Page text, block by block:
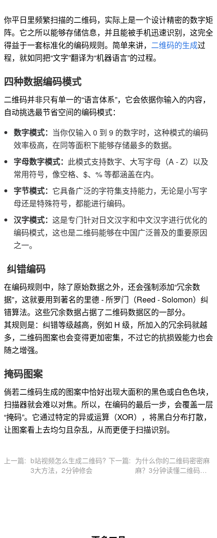
你平日里频繁扫描的二维码，实际上是一个设计精密的数字矩
阵。它之所以能够存储信息，并且能被手机迅速识别，这完全
得益于一套标准化的编码规则。简单来讲， 二维码的生成过
程，就如同把“文字”翻译为“机器语言”的过程。
四种数据编码模式
二维码并非只有单一的“语言体系”，它会依据你输入的内容，
自动挑选最节省空间的编码模式：
数字模式： 当你仅输入 0 到 9 的数字时，这种模式的编码
效率极高，在同等面积下能够存储最多的数据。
字母数字模式： 此模式支持数字、大写字母（A - Z）以及
常用符号，像空格、$、% 等都涵盖在内。
字节模式： 它具备广泛的字符集支持能力，无论是小写字
母还是特殊符号，都能进行编码。
汉字模式： 这是专门针对日文汉字和中文汉字进行优化的
编码模式，这也是二维码能够在中国广泛普及的重要原因
之一。
纠错编码
在编码规则中，除了原始数据之外，还会强制添加“冗余数
据”，这就要用到著名的里德 - 所罗门（Reed - Solomon）纠
错算法。这些冗余数据占据了二维码数据区的一部分。
其规则是：纠错等级越高，例如 H 级，所加入的冗余码就越
多，二维码图案也会变得更加密集，不过它的抗损毁能力也会
随之增强。
掩码图案
倘若二维码生成的图案中恰好出现大面积的黑色或白色色块，
扫描器就会难以对焦。所以，在编码的最后一步，会覆盖一层
“掩码”。它通过特定的异或运算（XOR），将黑白分布打散，
让图案看上去均匀且杂乱，从而更便于扫描识别。
上一篇: b站视频怎么生成二维码?
3大方法，2分钟修会
下一篇: 为什么你的二维码密密麻
麻？3分钟读懂二维码编